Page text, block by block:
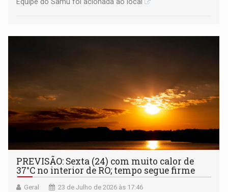
PREVISÃO: Sexta (24) com muito calor de
37°C no interior de RO; tempo segue firme
Geral 23 de Julho de 2026 às 17:46